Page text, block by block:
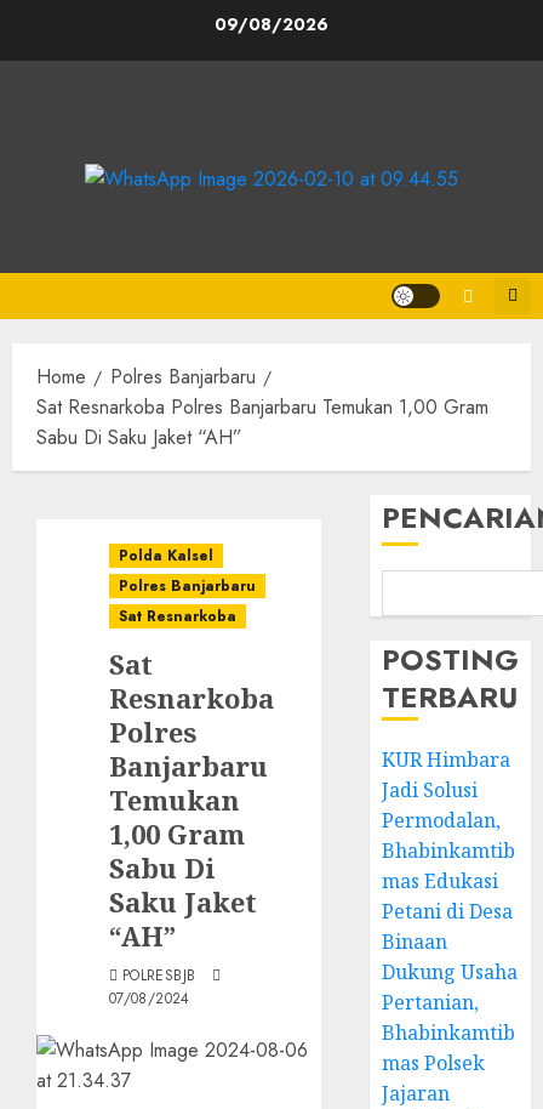
09/08/2026
Home
Polres Banjarbaru
Sat Resnarkoba Polres Banjarbaru Temukan 1,00 Gram
Sabu Di Saku Jaket “AH”
Polda Kalsel
Polres Banjarbaru
Sat Resnarkoba
Sat
Resnarkoba
Polres
Banjarbaru
Temukan
1,00 Gram
Sabu Di
Saku Jaket
“AH”
POLRESBJB
07/08/2024
POSTING
TERBARU
KUR Himbara
Jadi Solusi
Permodalan,
Bhabinkamtib
mas Edukasi
Petani di Desa
Binaan
Dukung Usaha
Pertanian,
Bhabinkamtib
mas Polsek
Jajaran